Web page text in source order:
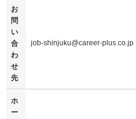
お
問
い
合
わ
せ
先
job-shinjuku@career-plus.co.jp
ホ
ー